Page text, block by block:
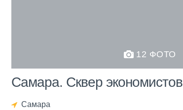
12 ФОТО
Самара. Сквер экономистов
Самара